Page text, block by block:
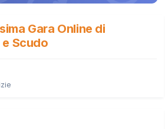
Gara Online di
Scudo